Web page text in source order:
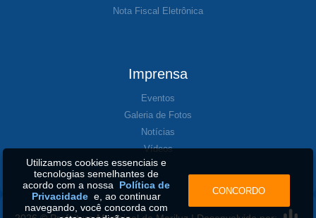
Nota Fiscal Eletrônica
Imprensa
Eventos
Galeria de Fotos
Notícias
Vídeos
Utilizamos cookies essenciais e
tecnologias semelhantes de
acordo com a nossa Política de
Privacidadee, ao continuar
navegando, você concorda com
CONCORDO